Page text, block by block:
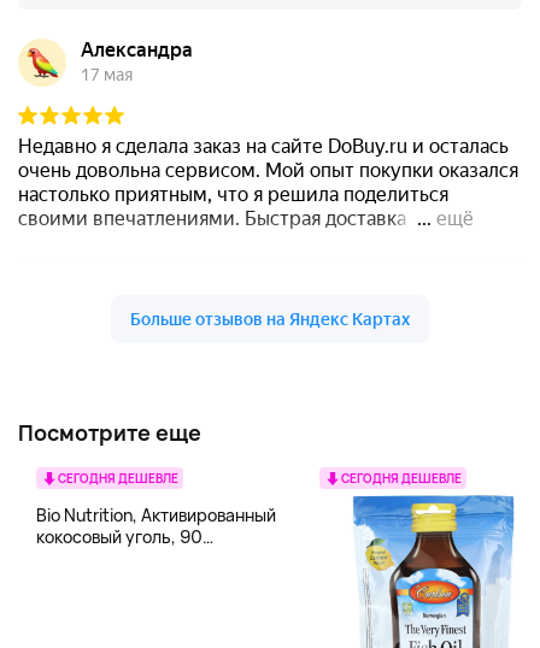
Посмотрите еще
СЕГОДНЯ ДЕШЕВЛЕ
Bio Nutrition, Активированный
кокосовый уголь, 90
СЕГОДНЯ ДЕШЕВЛЕ